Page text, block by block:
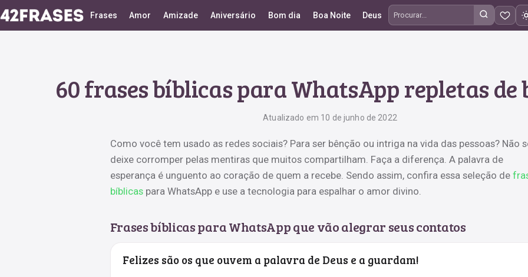
Frases Amor Amizade Aniversário Bom dia Boa Noite Deus
Procurar frases
60 frases bíblicas para WhatsApp repletas de
Atualizado em 10 de junho de 2022
Como você tem usado as redes sociais? Para ser bênção ou intriga na vida das pessoas? Não
deixe corromper pelas mentiras que muitos compartilham. Faça a diferença. A palavra de
esperança é unguento ao coração de quem a recebe. Sendo assim, confira essa seleção de
bíblicaspara WhatsApp e use a tecnologia para espalhar o amor divino.
Frases bíblicas para WhatsApp que vão alegrar seus contatos
Felizes são os que ouvem a palavra de Deus e a guardam!